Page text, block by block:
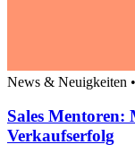
News & Neuigkeiten •
Sales Mentoren:
Verkaufserfolg